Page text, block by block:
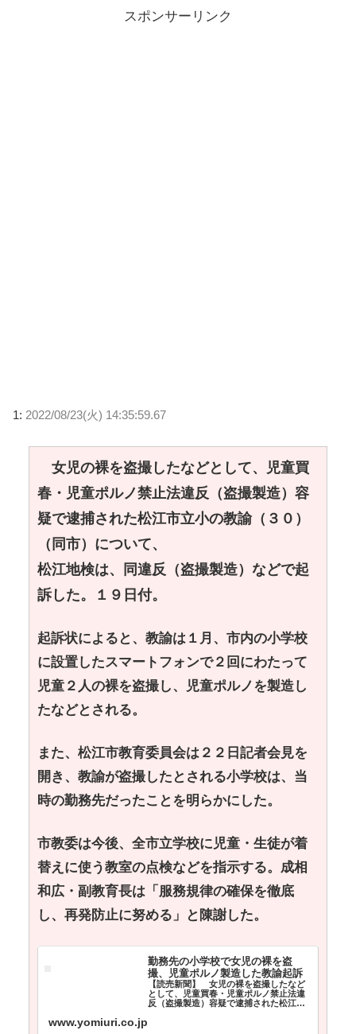
スポンサーリンク
1: 2022/08/23(火) 14:35:59.67
女児の裸を盗撮したなどとして、児童買
春・児童ポルノ禁止法違反（盗撮製造）容
疑で逮捕された松江市立小の教諭（３０）
（同市）について、
松江地検は、同違反（盗撮製造）などで起
訴した。１９日付。
起訴状によると、教諭は１月、市内の小学校
に設置したスマートフォンで２回にわたって
児童２人の裸を盗撮し、児童ポルノを製造し
たなどとされる。
また、松江市教育委員会は２２日記者会見を
開き、教諭が盗撮したとされる小学校は、当
時の勤務先だったことを明らかにした。
市教委は今後、全市立学校に児童・生徒が着
替えに使う教室の点検などを指示する。成相
和広・副教育長は「服務規律の確保を徹底
し、再発防止に努める」と陳謝した。
勤務先の小学校で女児の裸を盗
撮、児童ポルノ製造した教諭起訴
【読売新聞】 女児の裸を盗撮したなど
として、児童買春・児童ポルノ禁止法違
反（盗撮製造）容疑で逮捕された松江市
www.yomiuri.co.jp